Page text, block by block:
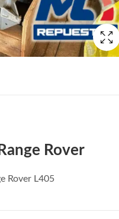
Rover
Rover L405